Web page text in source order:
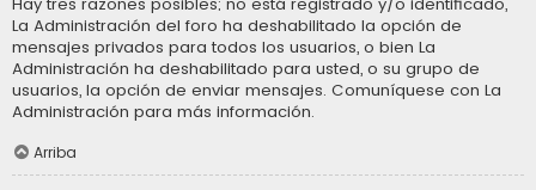
Hay tres razones posibles; no está registrado y/o identificado,
La Administración del foro ha deshabilitado la opción de
mensajes privados para todos los usuarios, o bien La
Administración ha deshabilitado para usted, o su grupo de
usuarios, la opción de enviar mensajes. Comuníquese con La
Administración para más información.
Arriba